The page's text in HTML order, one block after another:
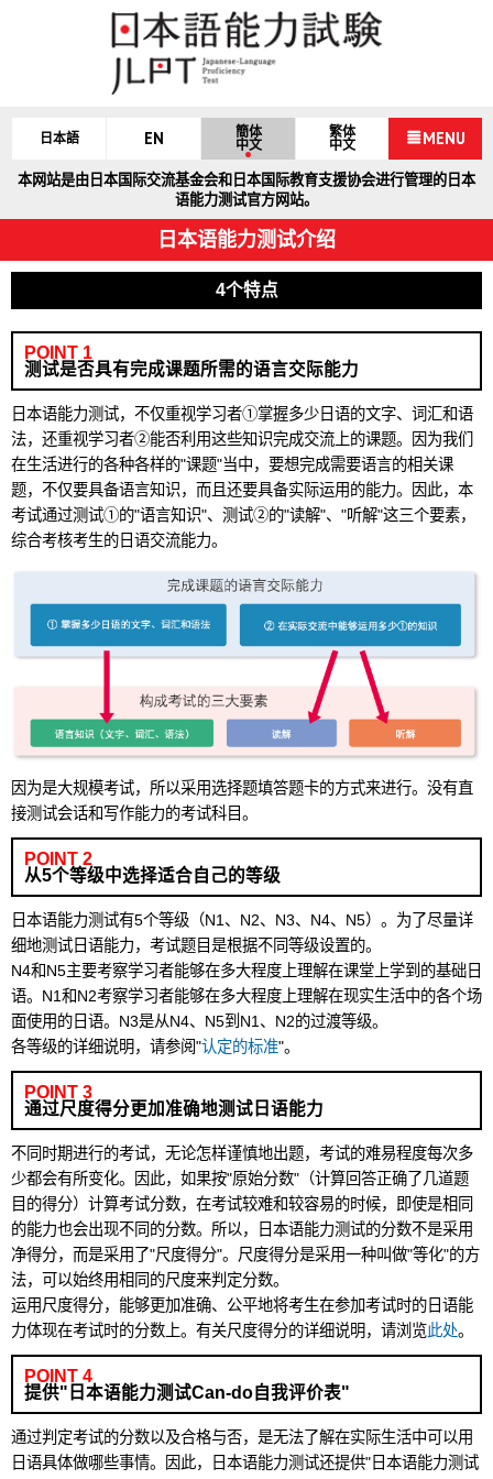
日本語 EN
簡体
中文
繁体
中文
MENU
本网站是由日本国际交流基金会和日本国际教育支援协会进行管理的日本
语能力测试官方网站。
日本语能力测试介绍
4个特点
POINT 1
测试是否具有完成课题所需的语言交际能力
日本语能力测试，不仅重视学习者①掌握多少日语的文字、词汇和语
法，还重视学习者②能否利用这些知识完成交流上的课题。因为我们
在生活进行的各种各样的"课题"当中，要想完成需要语言的相关课
题，不仅要具备语言知识，而且还要具备实际运用的能力。因此，本
考试通过测试①的"语言知识"、测试②的"读解"、"听解"这三个要素，
综合考核考生的日语交流能力。
因为是大规模考试，所以采用选择题填答题卡的方式来进行。没有直
接测试会话和写作能力的考试科目。
POINT 2
从5个等级中选择适合自己的等级
日本语能力测试有5个等级（N1、N2、N3、N4、N5）。为了尽量详
细地测试日语能力，考试题目是根据不同等级设置的。
N4和N5主要考察学习者能够在多大程度上理解在课堂上学到的基础日
语。N1和N2考察学习者能够在多大程度上理解在现实生活中的各个场
面使用的日语。N3是从N4、N5到N1、N2的过渡等级。
各等级的详细说明，请参阅"认定的标准"。
POINT 3
通过尺度得分更加准确地测试日语能力
不同时期进行的考试，无论怎样谨慎地出题，考试的难易程度每次多
少都会有所变化。因此，如果按"原始分数"（计算回答正确了几道题
目的得分）计算考试分数，在考试较难和较容易的时候，即使是相同
的能力也会出现不同的分数。所以，日本语能力测试的分数不是采用
净得分，而是采用了"尺度得分"。尺度得分是采用一种叫做"等化"的方
法，可以始终用相同的尺度来判定分数。
运用尺度得分，能够更加准确、公平地将考生在参加考试时的日语能
力体现在考试时的分数上。有关尺度得分的详细说明，请浏览此处。
POINT 4
提供"日本语能力测试Can-do自我评价表"
通过判定考试的分数以及合格与否，是无法了解在实际生活中可以用
日语具体做哪些事情。因此，日本语能力测试还提供"日本语能力测试